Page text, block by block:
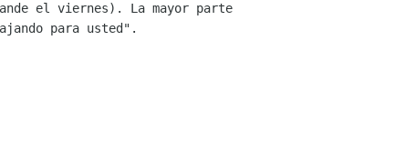
el viernes). La mayor parte
para usted".